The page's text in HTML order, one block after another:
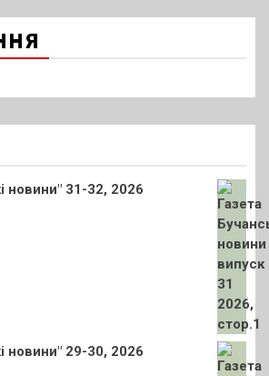
новини" 31-32, 2026
новини" 29-30, 2026